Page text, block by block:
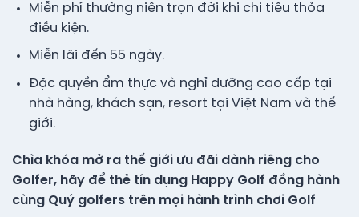
Miễn phí thường niên trọn đời khi chi tiêu thỏa
điều kiện.
Miễn lãi đến 55 ngày.
Đặc quyền ẩm thực và nghỉ dưỡng cao cấp tại
nhà hàng, khách sạn, resort tại Việt Nam và thế
giới.
Chìa khóa mở ra thế giới ưu đãi dành riêng cho
Golfer, hãy để thẻ tín dụng Happy Golf đồng hành
cùng Quý golfers trên mọi hành trình chơi Golf